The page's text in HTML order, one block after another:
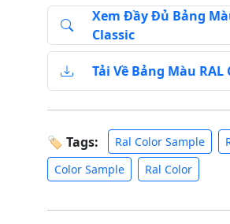
Xem Đầy Đủ Bảng
Classic
Tải Về Bảng Màu
🏷 Tags: Ral Color Sample
Color Sample
Ral Color